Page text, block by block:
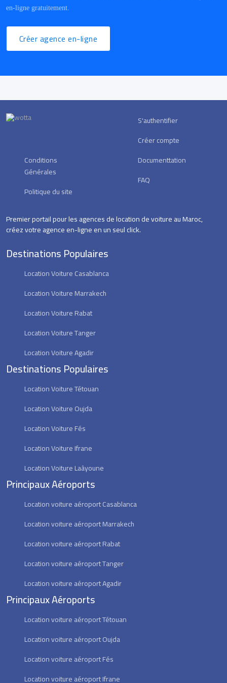
en-ligne gratuitement.
Créer agence en-ligne
S'authentifier
Créer compte
Conditions
Générales
Politique du site
Documenttation
FAQ
Premier portail pour les agences de location de voiture au Maroc,
créez votre agence en-ligne en un seul click.
Destinations Populaires
Location Voiture Casablanca
Location Voiture Marrakech
Location Voiture Rabat
Location Voiture Tanger
Location Voiture Agadir
Destinations Populaires
Location Voiture Tétouan
Location Voiture Oujda
Location Voiture Fés
Location Voiture Ifrane
Location Voiture Laâyoune
Principaux Aéroports
Location voiture aéroport Casablanca
Location voiture aéroport Marrakech
Location voiture aéroport Rabat
Location voiture aéroport Tanger
Location voiture aéroport Agadir
Principaux Aéroports
Location voiture aéroport Tétouan
Location voiture aéroport Oujda
Location voiture aéroport Fés
Location voiture aéroport Ifrane